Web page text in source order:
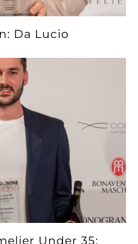
Da Lucio
Under 35: